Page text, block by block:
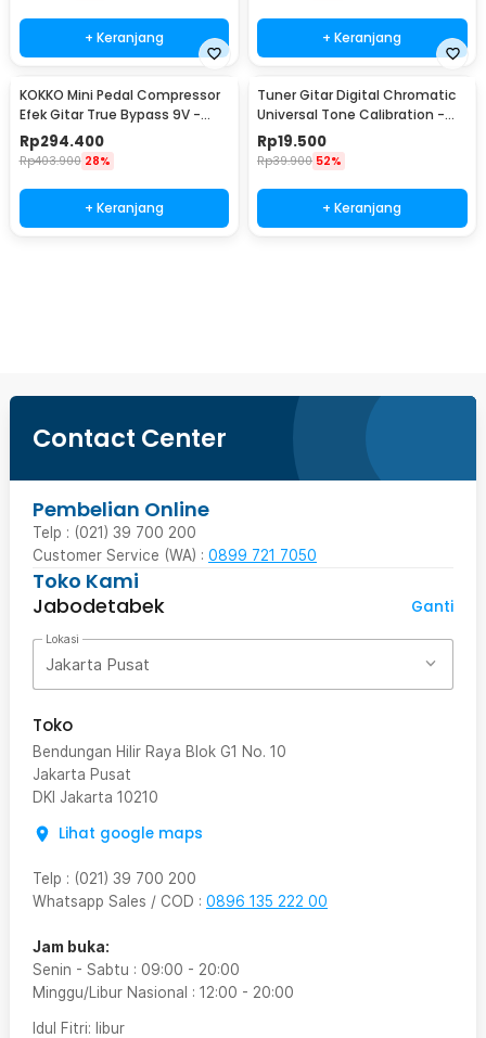
+ Keranjang + Keranjang
KOKKO Mini Pedal Compressor
Efek Gitar True Bypass 9V -
FCP-2
Rp294.400
Rp403.900 28%
+ Keranjang
Tuner Gitar Digital Chromatic
Universal Tone Calibration -
AT-01A
Rp19.500
Rp39.900 52%
+ Keranjang
Contact Center
Pembelian Online
Telp : (021) 39 700 200
Customer Service (WA) : 0899 721 7050
Toko Kami
Jabodetabek
Ganti
Lokasi
Jakarta Pusat
Toko
Bendungan Hilir Raya Blok G1 No. 10
Jakarta Pusat
DKI Jakarta 10210
Lihat google maps
Telp : (021) 39 700 200
Whatsapp Sales / COD : 0896 135 222 00
Jam buka:
Senin - Sabtu : 09:00 - 20:00
Minggu/Libur Nasional : 12:00 - 20:00
Idul Fitri: libur